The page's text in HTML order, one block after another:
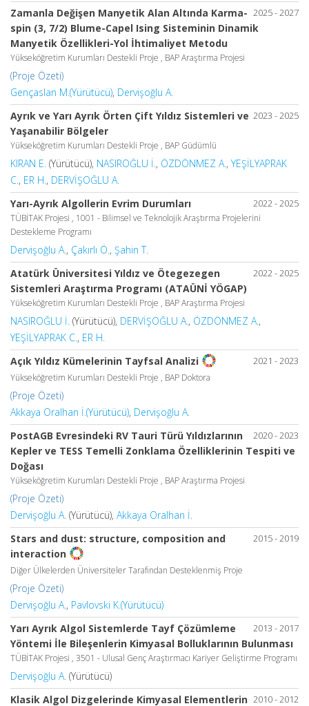
2025 - 2027
Zamanla Değişen Manyetik Alan Altında Karma-
spin (3, 7/2) Blume-Capel Ising Sisteminin Dinamik
Manyetik Özellikleri-Yol İhtimaliyet Metodu
Yükseköğretim Kurumları Destekli Proje , BAP Araştırma Projesi
(Proje Özeti)
Gençaslan M.(Yürütücü), Dervişoğlu A.
2023 - 2025
Ayrık ve Yarı Ayrık Örten Çift Yıldız Sistemleri ve
Yaşanabilir Bölgeler
Yükseköğretim Kurumları Destekli Proje , BAP Güdümlü
KIRAN E. (Yürütücü), NASIROĞLU İ., ÖZDÖNMEZ A., YEŞİLYAPRAK
C., ER H., DERVİŞOĞLU A.
2022 - 2025
Yarı-Ayrık Algollerin Evrim Durumları
TÜBİTAK Projesi , 1001 - Bilimsel ve Teknolojik Araştırma Projelerini
Destekleme Programı
Dervişoğlu A., Çakırlı Ö., Şahin T.
2022 - 2025
Atatürk Üniversitesi Yıldız ve Ötegezegen
Sistemleri Araştırma Programı (ATAÜNİ YÖGAP)
Yükseköğretim Kurumları Destekli Proje , BAP Araştırma Projesi
NASIROĞLU İ. (Yürütücü), DERVİŞOĞLU A., ÖZDÖNMEZ A.,
YEŞİLYAPRAK C., ER H.
2021 - 2023
Açık Yıldız Kümelerinin Tayfsal Analizi
Yükseköğretim Kurumları Destekli Proje , BAP Doktora
(Proje Özeti)
Akkaya Oralhan İ.(Yürütücü), Dervişoğlu A.
2020 - 2023
PostAGB Evresindeki RV Tauri Türü Yıldızlarının
Kepler ve TESS Temelli Zonklama Özelliklerinin Tespiti ve
Doğası
Yükseköğretim Kurumları Destekli Proje , BAP Araştırma Projesi
(Proje Özeti)
Dervişoğlu A. (Yürütücü), Akkaya Oralhan İ.
2015 - 2019
Stars and dust: structure, composition and
interaction
Diğer Ülkelerden Üniversiteler Tarafından Desteklenmiş Proje
(Proje Özeti)
Dervişoğlu A., Pavlovski K.(Yürütücü)
2013 - 2017
Yarı Ayrık Algol Sistemlerde Tayf Çözümleme
Yöntemi İle Bileşenlerin Kimyasal Bolluklarının Bulunması
TÜBİTAK Projesi , 3501 - Ulusal Genç Araştırmacı Kariyer Geliştirme Programı
Dervişoğlu A. (Yürütücü)
2010 - 2012
Klasik Algol Dizgelerinde Kimyasal Elementlerin